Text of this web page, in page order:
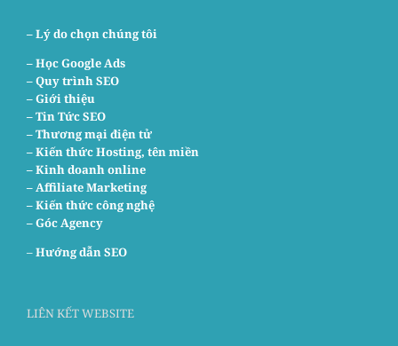
– Lý do chọn chúng tôi
–Học Google Ads
– Quy trình SEO
– Giới thiệu
– Tin Tức SEO
– Thương mại điện tử
– Kiến thức Hosting, tên miền
– Kinh doanh online
– Affiliate Marketing
– Kiến thức công nghệ
– Góc Agency
–Hướng dẫn SEO
LIÊN KẾT WEBSITE